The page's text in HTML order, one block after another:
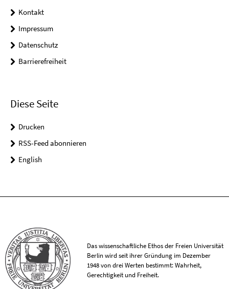
Kontakt
Impressum
Datenschutz
Barrierefreiheit
Diese Seite
Drucken
RSS-Feed abonnieren
English
Das wissenschaftliche Ethos der Freien Universität
Berlin wird seit ihrer Gründung im Dezember
1948 von drei Werten bestimmt: Wahrheit,
Gerechtigkeit und Freiheit.